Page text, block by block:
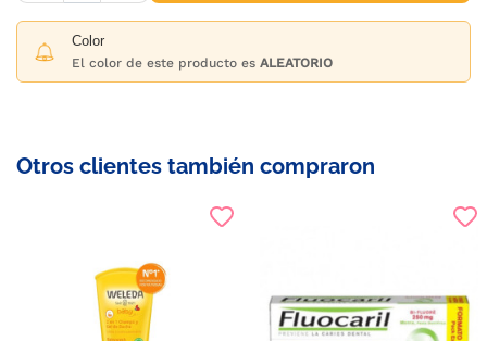
Color
El color de este producto es ALEATORIO
Otros clientes también compraron